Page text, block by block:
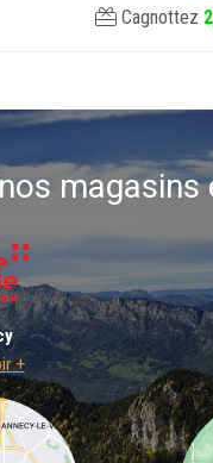
Cagnottez 2
+